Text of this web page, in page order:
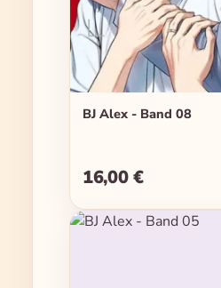
BJ Alex - Band 08
Regulärer Preis:
16,00 €